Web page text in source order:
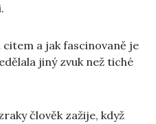
citem a jak fascinovaně je
jiný zvuk než tiché
člověk zažije, když